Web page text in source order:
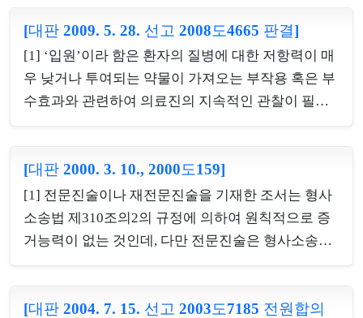
[2] 게임장의 종업원이 그 운영자와 함께 게임산업진
흥에 관한 법률 위반죄의 공범으로 기소되어 공동피
고인으로 재판을 받던 중, 운영자에 대한 공소사실에
관한 증인으로 증언한 내용과 관련하여 위증죄로 기
고 한 사례.
[대판 2009. 5. 28. 선고 2008도4665 판결]
[1] ‘입원’이라 함은 환자의 질병에 대한 저항력이 매
우 낮거나 투여되는 약물이 가져오는 부작용 혹은 부
수효과와 관련하여 의료진의 지속적인 관찰이 필요
필요가 있어 환자의 통원이 오히려 치료에 불편함을
끼치는 경우 또는 환자의 상태가 통원을 감당할 수 없
는 상태에 있는 경우나 감염의 위험이 있는 경우 등에
환자가 병원 내에 체류하면서 치료를 받는 것으로서,
이상 입원실에 체류하면서 의료진의 관찰 및 관리 아
[대판 2000. 3. 10., 2000도159]
[1] 전문진술이나 재전문진술을 기재한 조서는 형사
소송법 제310조의2의 규정에 의하여 원칙적으로 증
거능력이 없는 것인데, 다만 전문진술은 형사소송법
진술이 특히 신빙할 수 있는 상태하에서 행하여진 때
[대판 2004. 7. 15. 선고 2003도7185 전원합의